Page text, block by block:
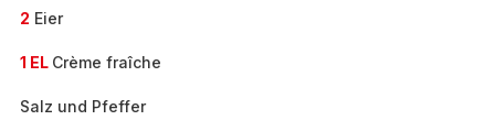
2 Eier
1 EL Crème fraîche
Salz und Pfeffer